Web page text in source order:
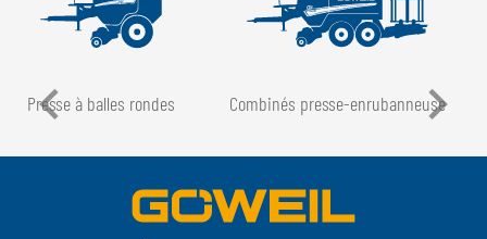
Presse à balles rondes Combinés presse-enrubanneuse